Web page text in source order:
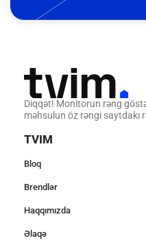
Diqqət! Monitorun rəng
məhsulun öz rəngi saytdakı
TVIM
Bloq
Brendlər
Haqqımızda
Əlaqə